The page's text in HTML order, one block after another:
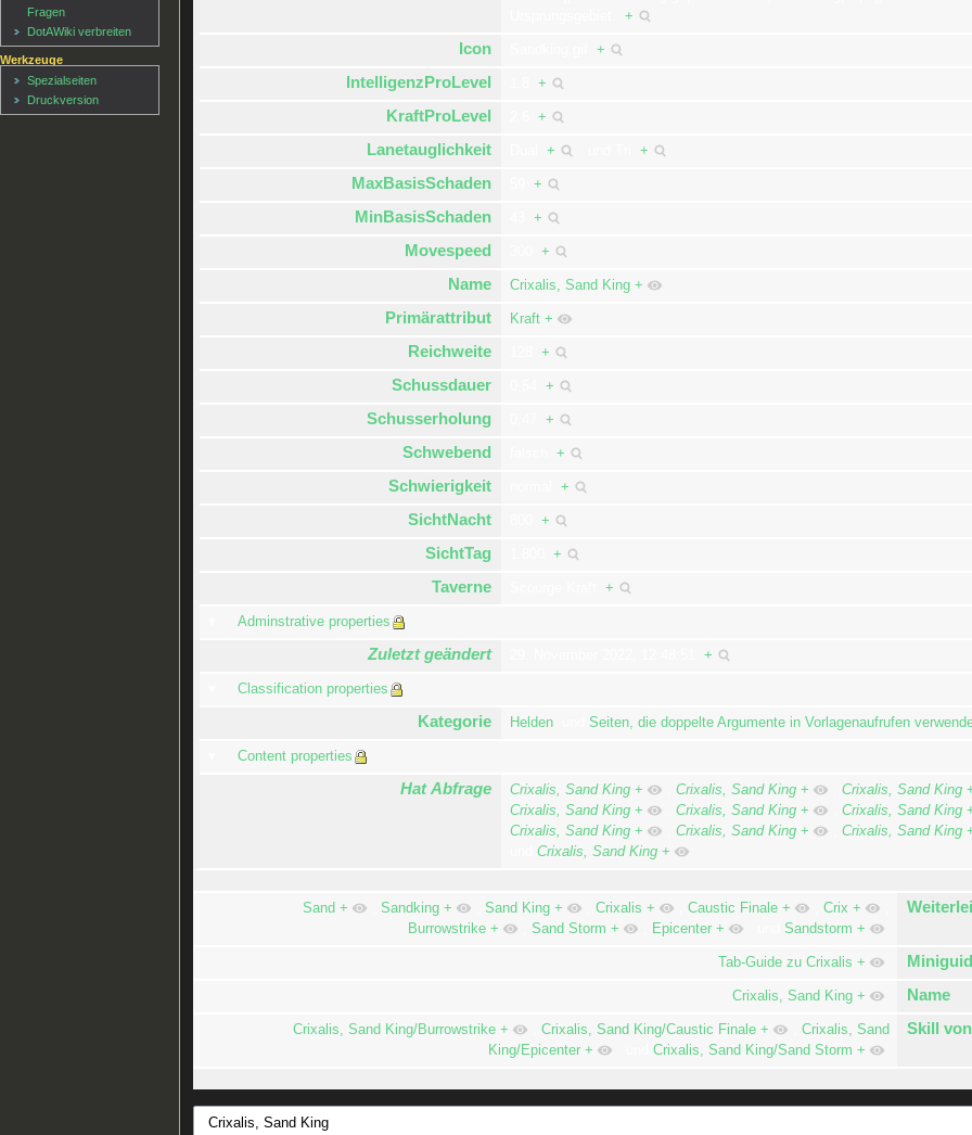
+
Icon +
IntelligenzProLevel +
KraftProLevel +
Lanetauglichkeit + +
MaxBasisSchaden +
MinBasisSchaden +
Movespeed +
Name Crixalis, Sand King +
Primärattribut Kraft +
Reichweite +
Schussdauer +
Schusserholung +
Schwebend +
Schwierigkeit +
SichtNacht +
SichtTag +
Taverne +
Adminstrative properties
Zuletzt geändert +
Classification properties
Kategorie Heldenund Seiten, die doppelte Argumente in Vorlagenaufrufen
Content properties
Hat Abfrage Crixalis, Sand King + Crixalis, Sand King + Crixalis, Sand King
Crixalis, Sand King + Crixalis, Sand King + Crixalis, Sand King
Crixalis, Sand King + Crixalis, Sand King + Crixalis, Sand King
Crixalis, Sand King +
Sand + Sandking + Sand King + Crixalis + Caustic Finale + Crix +
Burrowstrike + Sand Storm + Epicenter + Sandstorm +
Tab-Guide zu Crixalis +
Crixalis, Sand King + Name
Crixalis, Sand King/Burrowstrike + Crixalis, Sand King/Caustic Finale +
Crixalis, Sand
King/Epicenter + Crixalis, Sand King/Sand Storm +
Skill von
Fragen
DotAWiki verbreiten
Werkzeuge
Spezialseiten
Druckversion